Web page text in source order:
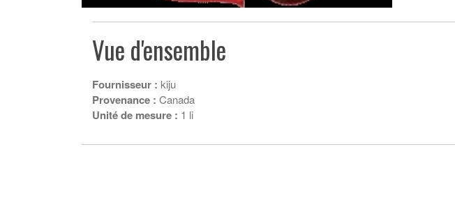
Vue d'ensemble
Fournisseur : kiju
Provenance : Canada
Unité de mesure : 1 li